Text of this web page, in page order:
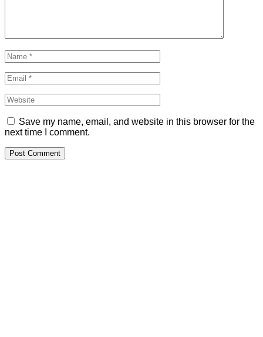
Save my name, email, and website in this browser for the
next time I comment.